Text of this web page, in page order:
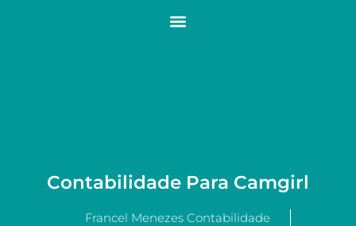
Contabilidade Para Camgirl
Francel Menezes Contabilidade